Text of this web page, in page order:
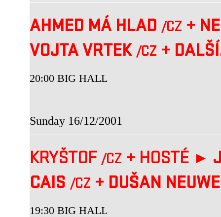
AHMED MÁ HLAD /CZ +
VOJTA VRTEK /CZ +
20:00 BIG HALL
Sunday 16/12/2001
KRYŠTOF /CZ + HOSTÉ ►
CAIS /CZ + DUŠAN
19:30 BIG HALL